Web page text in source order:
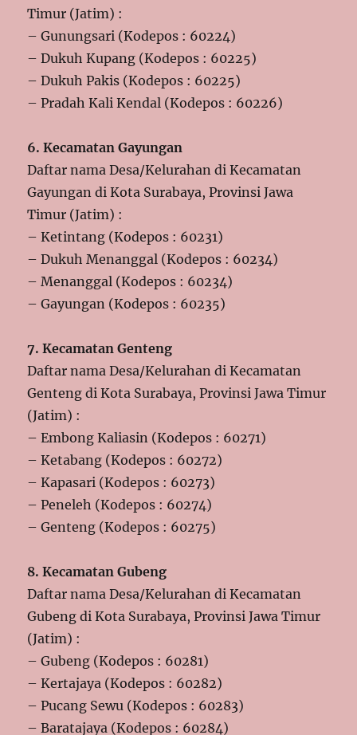
Timur (Jatim) :
– Gunungsari (Kodepos : 60224)
– Dukuh Kupang (Kodepos : 60225)
– Dukuh Pakis (Kodepos : 60225)
– Pradah Kali Kendal (Kodepos : 60226)
6. Kecamatan Gayungan
Daftar nama Desa/Kelurahan di Kecamatan
Gayungan di Kota Surabaya, Provinsi Jawa
Timur (Jatim) :
– Ketintang (Kodepos : 60231)
– Dukuh Menanggal (Kodepos : 60234)
– Menanggal (Kodepos : 60234)
– Gayungan (Kodepos : 60235)
7. Kecamatan Genteng
Daftar nama Desa/Kelurahan di Kecamatan
Genteng di Kota Surabaya, Provinsi Jawa Timur
(Jatim) :
– Embong Kaliasin (Kodepos : 60271)
– Ketabang (Kodepos : 60272)
– Kapasari (Kodepos : 60273)
– Peneleh (Kodepos : 60274)
– Genteng (Kodepos : 60275)
8. Kecamatan Gubeng
Daftar nama Desa/Kelurahan di Kecamatan
Gubeng di Kota Surabaya, Provinsi Jawa Timur
(Jatim) :
– Gubeng (Kodepos : 60281)
– Kertajaya (Kodepos : 60282)
– Pucang Sewu (Kodepos : 60283)
– Baratajaya (Kodepos : 60284)